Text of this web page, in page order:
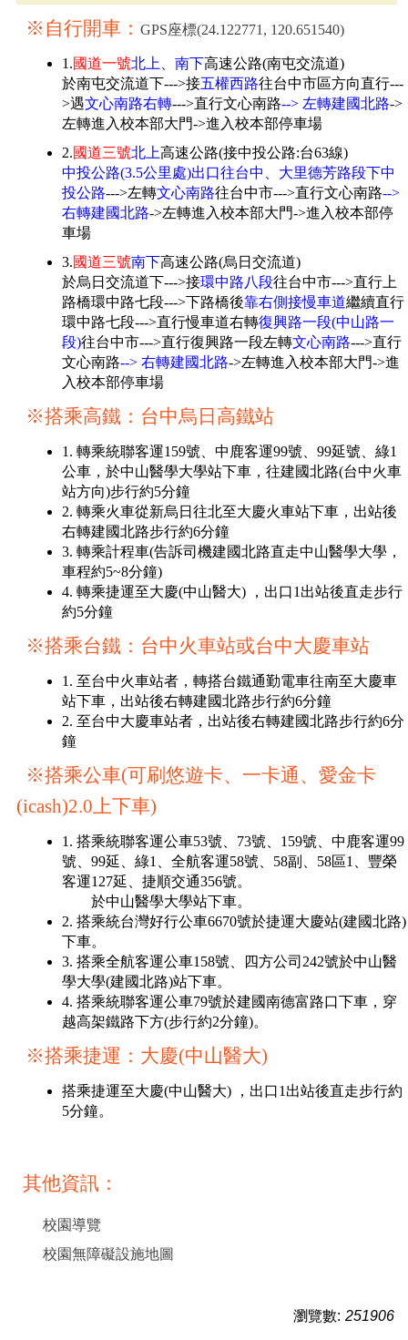
※自行開車： GPS座標(24.122771, 120.651540)
1.國道一號北上、南下高速公路(南屯交流道)
於南屯交流道下--->接五權西路往台中市區方向直行---
>遇文心南路右轉--->直行文心南路--> 左轉建國北路->
左轉進入校本部大門->進入校本部停車場
2.國道三號北上高速公路(接中投公路:台63線)
中投公路(3.5公里處)出口往台中、大里德芳路段下中
投公路--->左轉文心南路往台中市--->直行文心南路-->
右轉建國北路->左轉進入校本部大門->進入校本部停
車場
3.國道三號南下高速公路(烏日交流道)
於烏日交流道下--->接環中路八段往台中市--->直行上
路橋環中路七段--->下路橋後靠右側接慢車道繼續直行
環中路七段--->直行慢車道右轉復興路一段(中山路一
段)往台中市--->直行復興路一段左轉文心南路--->直行
文心南路--> 右轉建國北路->左轉進入校本部大門->進
入校本部停車場
※搭乘高鐵：台中烏日高鐵站
1. 轉乘統聯客運159號、中鹿客運99號、99延號、綠1
公車，於中山醫學大學站下車，往建國北路(台中火車
站方向)步行約5分鐘
2. 轉乘火車從新烏日往北至大慶火車站下車，出站後
右轉建國北路步行約6分鐘
3. 轉乘計程車(告訴司機建國北路直走中山醫學大學，
車程約5~8分鐘)
4. 轉乘捷運至大慶(中山醫大) ，出口1出站後直走步行
約5分鐘
※搭乘台鐵：台中火車站或台中大慶車站
1. 至台中火車站者，轉搭台鐵通勤電車往南至大慶車
站下車，出站後右轉建國北路步行約6分鐘
2. 至台中大慶車站者，出站後右轉建國北路步行約6分
鐘
※搭乘公車(可刷悠遊卡、一卡通、愛金卡
(icash)2.0上下車)
1. 搭乘統聯客運公車53號、73號、159號、中鹿客運99
號、99延、綠1、全航客運58號、58副、58區1、豐榮
客運127延、捷順交通356號。
於中山醫學大學站下車。
2. 搭乘統台灣好行公車6670號於捷運大慶站(建國北路)
下車。
3. 搭乘全航客運公車158號、四方公司242號於中山醫
學大學(建國北路)站下車。
4. 搭乘統聯客運公車79號於建國南德富路口下車，穿
越高架鐵路下方(步行約2分鐘)。
※搭乘捷運：大慶(中山醫大)
搭乘捷運至大慶(中山醫大) ，出口1出站後直走步行約
5分鐘。
其他資訊：
校園導覽
校園無障礙設施地圖
瀏覽數: 251906